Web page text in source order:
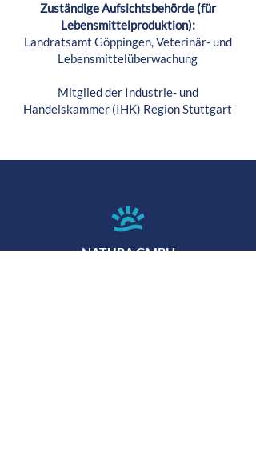
Zuständige Aufsichtsbehörde (für
Lebensmittelproduktion):
Landratsamt Göppingen, Veterinär- und
Lebensmittelüberwachung
Mitglied der Industrie- und
Handelskammer (IHK) Region Stuttgart
NATURA GMBH